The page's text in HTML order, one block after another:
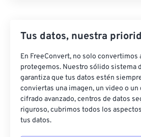
Tus datos, nuestra
En FreeConvert, no solo convertimos
protegemos. Nuestro sólido sistema
garantiza que tus datos estén
conviertas una imagen, un video o un
cifrado avanzado, centros de datos
riguroso, cubrimos todos los
tus datos.